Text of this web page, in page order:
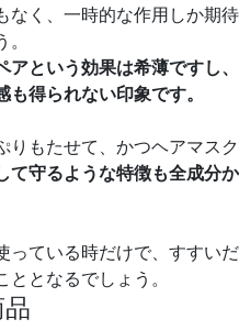
なく、一時的な作用しか期待
アという効果は希薄ですし、
得られない印象です。
もたせて、かつヘアマスク
て守るような特徴も全成分か
っている時だけで、すすいだ
となるでしょう。